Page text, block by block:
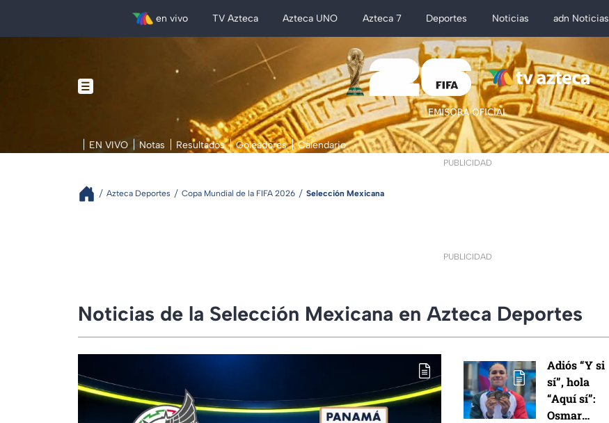
en vivo TV Azteca Azteca UNO Azteca 7 Deportes Noticias adn Noticias
EN VIVO Notas Resultados Goleadores Calendario
PUBLICIDAD
Azteca Deportes Copa Mundial de la FIFA 2026 Selección Mexicana
PUBLICIDAD
Noticias de la Selección Mexicana en Azteca Deportes
Adiós “Y si
sí”, hola
“Aquí sí”:
Osmar